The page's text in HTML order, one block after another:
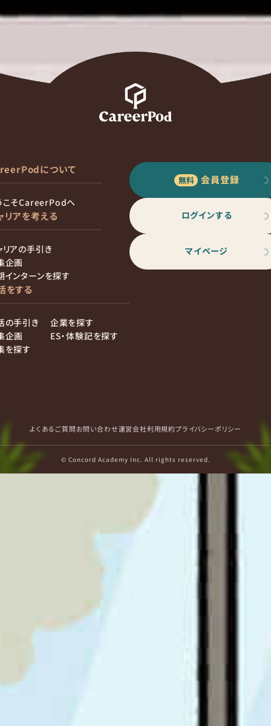
について
こそCareerPodへ
リアを考える
リアの手引き
企画
インターンを探す
をする
の手引き
企画
を探す
企業を探す
ES・体験記を探す
会員登録
ログインする
マイページ
よくあるご質問お問い合わせ運営会社利用規約プライバシーポリシー
© Concord Academy Inc. All rights reserved.